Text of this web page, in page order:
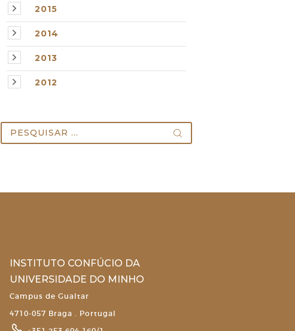
2015
2014
2013
2012
Pesquisar
por:
INSTITUTO CONFÚCIO DA
UNIVERSIDADE DO MINHO
Campus de Gualtar
4710-057 Braga . Portugal